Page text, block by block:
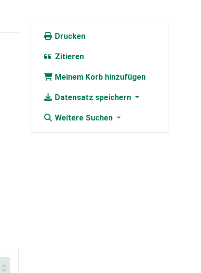
Drucken
Zitieren
Meinem Korb hinzufügen
Datensatz speichern
Weitere Suchen